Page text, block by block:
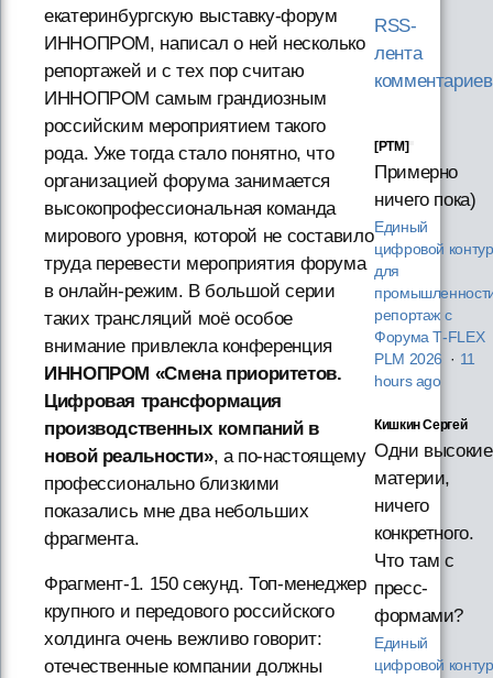
екатеринбургскую выставку-форум
ИННОПРОМ, написал о ней несколько
репортажей и с тех пор считаю
ИННОПРОМ самым грандиозным
российским мероприятием такого
рода. Уже тогда стало понятно, что
организацией форума занимается
высокопрофессиональная команда
мирового уровня, которой не составило
труда перевести мероприятия форума
в онлайн-режим. В большой серии
таких трансляций моё особое
внимание привлекла конференция
ИННОПРОМ «Смена приоритетов.
Цифровая трансформация
производственных компаний в
новой реальности», а по-настоящему
профессионально близкими
показались мне два небольших
фрагмента.
Фрагмент-1. 150 секунд. Топ-менеджер
крупного и передового российского
холдинга очень вежливо говорит:
отечественные компании должны
RSS-
лента
комментариев
[PTM]
Примерно
ничего пока)
Единый
цифровой контур
для
репортаж с
Форума T‑FLEX
PLM 2026 · 11
hours ago
Кишкин Сергей
Одни высокие
материи,
ничего
конкретного.
Что там с
пресс-
формами?
Единый
цифровой контур